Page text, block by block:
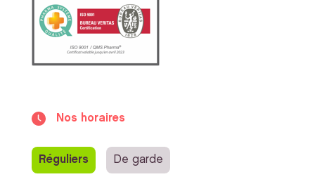
Nos horaires
Réguliers De garde